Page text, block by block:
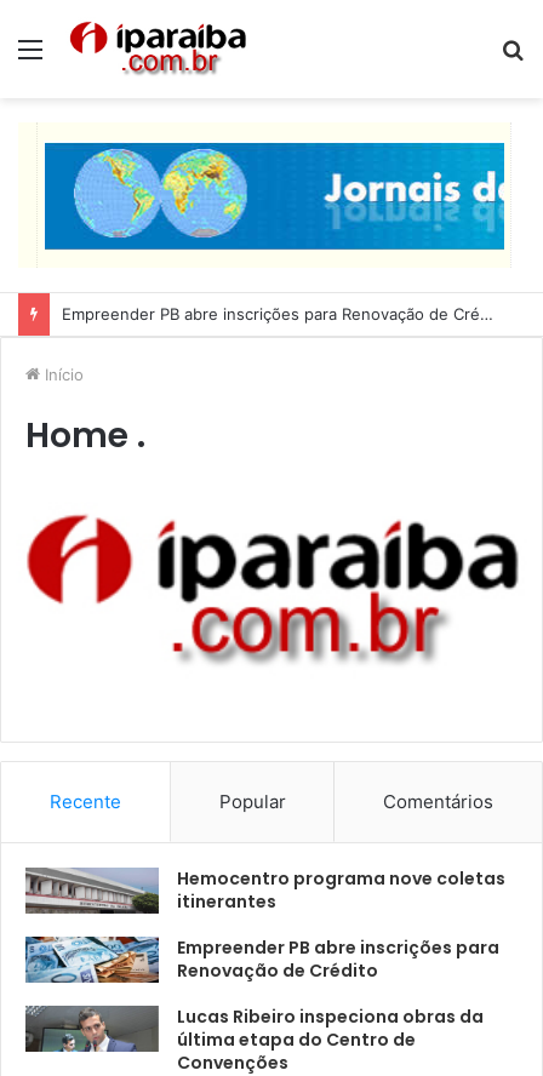
Menu
Empreender PB abre inscrições para Renovação de Crédito
Início
Home .
Recente Popular Comentários
Hemocentro programa nove coletas
itinerantes
Empreender PB abre inscrições para
Renovação de Crédito
Lucas Ribeiro inspeciona obras da
última etapa do Centro de
Convenções